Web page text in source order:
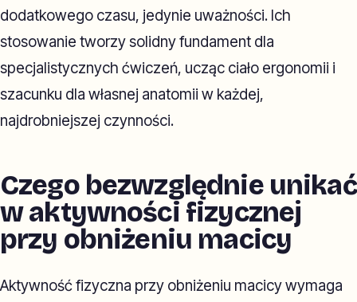
dodatkowego czasu, jedynie uważności. Ich
stosowanie tworzy solidny fundament dla
specjalistycznych ćwiczeń, ucząc ciało ergonomii i
szacunku dla własnej anatomii w każdej,
najdrobniejszej czynności.
Czego bezwzględnie unikać
w aktywności fizycznej
przy obniżeniu macicy
Aktywność fizyczna przy obniżeniu macicy wymaga